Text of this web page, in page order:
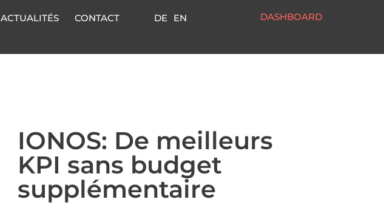
ACTUALITÉS CONTACT DE EN DASHBOARD
IONOS: De meilleurs
KPI sans budget
supplémentaire